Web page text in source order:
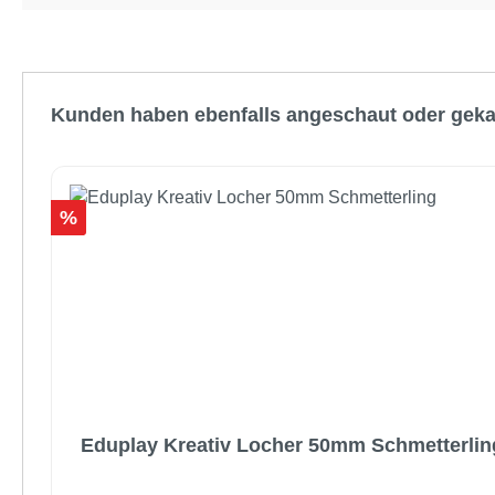
Kunden haben ebenfalls angeschaut oder
Rabatt
%
Eduplay Kreativ Locher 50mm